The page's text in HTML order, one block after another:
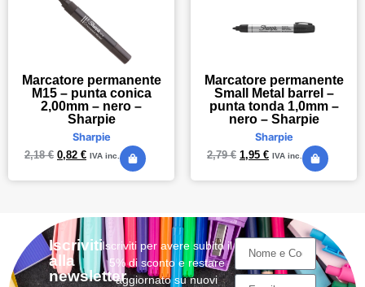
Marcatore permanente
M15 – punta conica
2,00mm – nero –
Sharpie
Sharpie
2,18€ 0,82 € IVA inc.
Marcatore permanente
Small Metal barrel –
punta tonda 1,0mm –
nero – Sharpie
Sharpie
2,79€ 1,95 € IVA inc.
Iscriviti
alla
newsletter
Iscriviti per avere subito il
5% di sconto e restare
aggiornato su nuovi